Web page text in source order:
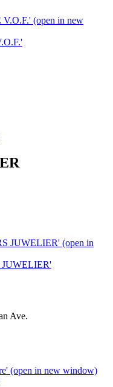
(open in new
JUWELIER' (open in
Ave.
(open in new window)